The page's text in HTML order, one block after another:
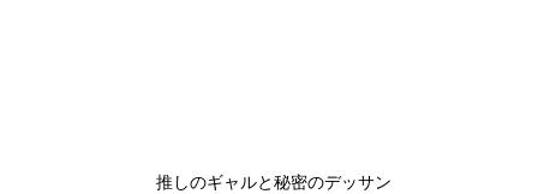
推しのギャルと秘密のデッサン